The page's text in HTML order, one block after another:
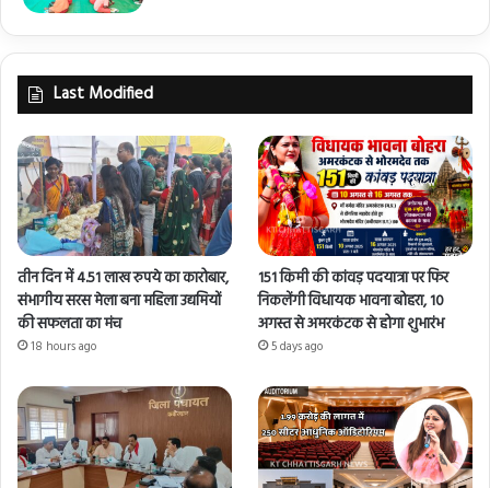
Last Modified
तीन दिन में 4.51 लाख रुपये का कारोबार,
संभागीय सरस मेला बना महिला उद्यमियों
की सफलता का मंच
18 hours ago
151 किमी की कांवड़ पदयात्रा पर फिर
निकलेंगी विधायक भावना बोहरा, 10
अगस्त से अमरकंटक से होगा शुभारंभ
5 days ago